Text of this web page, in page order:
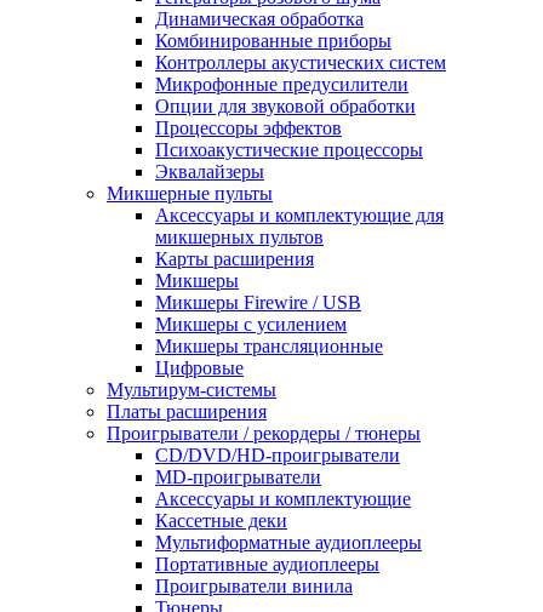
Динамическая обработка
Комбинированные приборы
Контроллеры акустических систем
Микрофонные предусилители
Опции для звуковой обработки
Процессоры эффектов
Психоакустические процессоры
Эквалайзеры
Микшерные пульты
Аксессуары и комплектующие для
микшерных пультов
Карты расширения
Микшеры
Микшеры Firewire / USB
Микшеры с усилением
Микшеры трансляционные
Цифровые
Мультирум-системы
Платы расширения
Проигрыватели / рекордеры / тюнеры
CD/DVD/HD-проигрыватели
MD-проигрыватели
Аксессуары и комплектующие
Кассетные деки
Мультиформатные аудиоплееры
Портативные аудиоплееры
Проигрыватели винила
Тюнеры